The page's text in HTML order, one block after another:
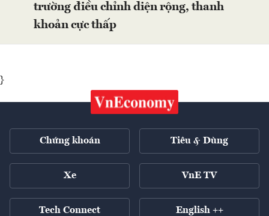
trường điều chỉnh diện rộng, thanh
khoản cực thấp
}
Chứng khoán Tiêu & Dùng
Xe VnE TV
Tech Connect English ++